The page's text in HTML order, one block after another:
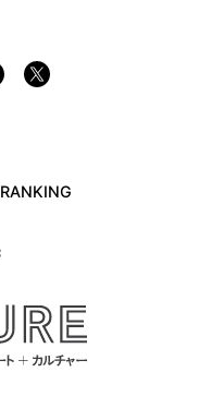
RANKING